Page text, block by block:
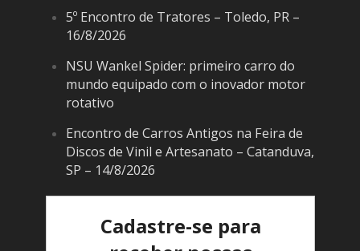
5º Encontro de Tratores – Toledo, PR –
16/8/2026
NSU Wankel Spider: primeiro carro do
mundo equipado com o inovador motor
rotativo
Encontro de Carros Antigos na Feira de
Discos de Vinil e Artesanato – Catanduva,
SP – 14/8/2026